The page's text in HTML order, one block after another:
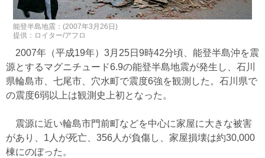
能登半島地震：(2007年3月26日)
提供：ロイター/アフロ
2007年（平成19年）3月25日9時42分頃、能登半島沖を震
源とするマグニチュード6.9の能登半島地震が発生し、石川
県輪島市、七尾市、穴水町で震度6強を観測した。石川県で
の震度6弱以上は観測史上初となった。
震源に近い輪島市門前町などを中心に家屋に大きな被害
があり、1人が死亡、356人が負傷し、家屋損壊は約30,000
棟にのぼった。